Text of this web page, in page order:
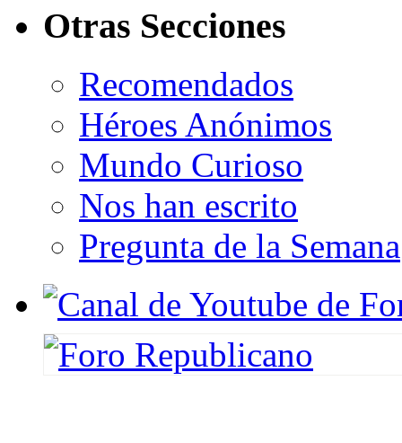
Otras Secciones
Recomendados
Héroes Anónimos
Mundo Curioso
Nos han escrito
Pregunta de la Semana